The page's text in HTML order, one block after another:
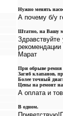
Нужно менять
А почему б/у
Штатно, на Вашу
Марат
При обрыве ремня
Загиб клапанов,
Более точный
Цены на ремонт
А оплата и
В одном.